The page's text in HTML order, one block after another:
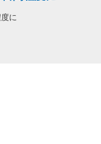
に